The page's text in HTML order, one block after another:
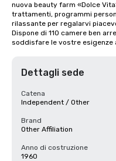
nuova beauty farm «Dolce
trattamenti, programmi
rilassante per regalarvi
Dispone di 110 camere ben
soddisfare le vostre esigenze
Dettagli sede
Catena
Independent / Other
Brand
Other Affiliation
Anno di costruzione
1960